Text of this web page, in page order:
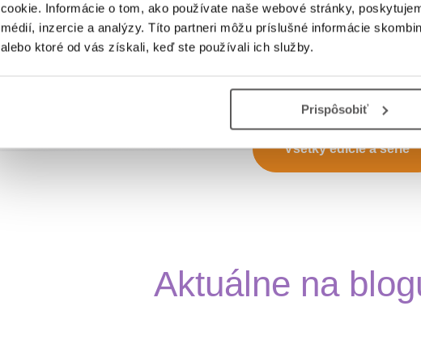
cookie. Informácie o tom, ako používate naše webové stránky,
médií, inzercie a analýzy. Títo partneri môžu príslušné informácie
alebo ktoré od vás získali, keď ste používali ich služby.
Prispôsobiť
Všetky edície a série
Aktuálne na